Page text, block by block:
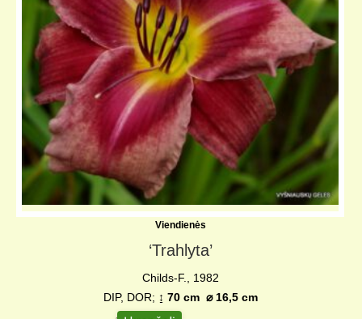
Viendienės
‘Trahlyta’
Childs-F., 1982
DIP, DOR; ↨ 70 cm ⌀ 16,5 cm